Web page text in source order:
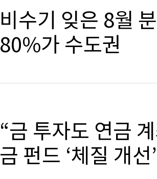
비수기 잊은 8월
80%가 수도권
“금 투자도 연금
금 펀드 ‘체질 개선’